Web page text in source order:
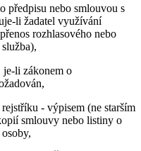
předpisu nebo smlouvou s
li žadatel využívání
rozhlasového nebo
je-li zákonem o
- výpisem (ne starším
smlouvy nebo listiny o